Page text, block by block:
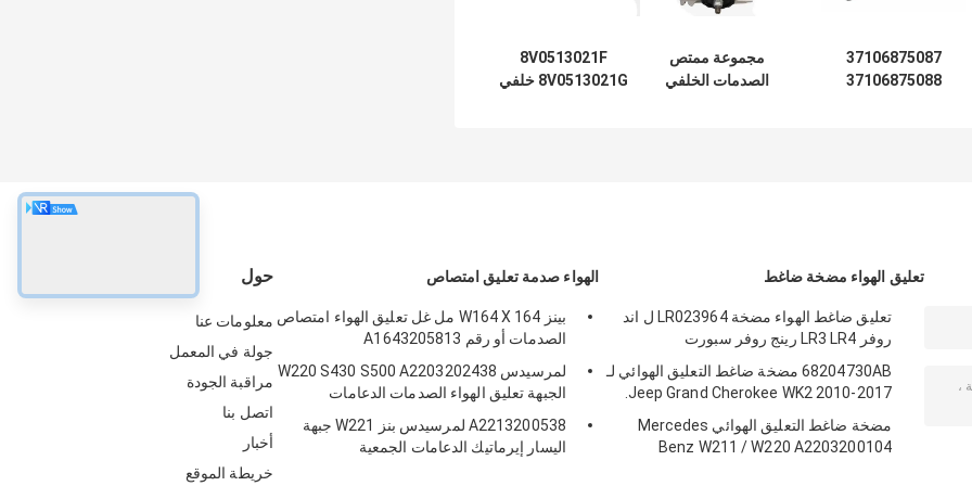
37106875087
37106875088
مجموعة ممتص
الصدمات الخلفي
8V0513021F
8V0513021G خلفي
حول
معلومات عنا
جولة في المعمل
مراقبة الجودة
اتصل بنا
أخبار
خريطة الموقع
الهواء صدمة تعليق امتصاص
بينز W164 X 164 مل غل تعليق الهواء امتصاص
الصدمات أو رقم A1643205813
لمرسيدس W220 S430 S500 A2203202438
الجبهة تعليق الهواء الصدمات الدعامات
A2213200538 لمرسيدس بنز W221 جبهة
اليسار إيرماتيك الدعامات الجمعية
تعليق الهواء مضخة ضاغط
تعليق ضاغط الهواء مضخة LR023964 ل اند
روفر LR3 LR4 رينج روفر سبورت
68204730AB مضخة ضاغط التعليق الهوائي لـ
Jeep Grand Cherokee WK2 2010-2017.
مضخة ضاغط التعليق الهوائي Mercedes
Benz W211 / W220 A2203200104